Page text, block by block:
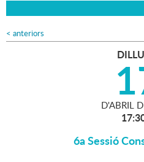
< anteriors
D'ABRIL
6a Sessió